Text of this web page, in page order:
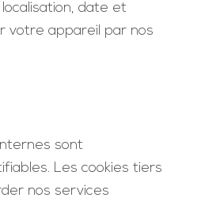
date et
votre appareil par nos
sont
Les cookies tiers
nos services